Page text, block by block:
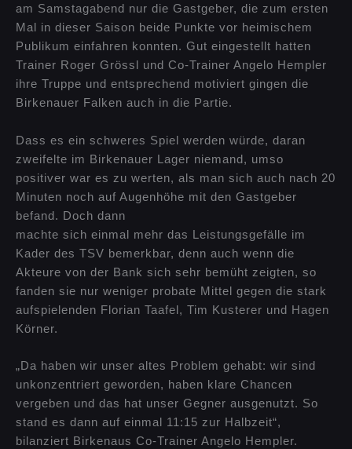
am Samstagabend nur die Gastgeber, die zum ersten
Mal in dieser Saison beide Punkte vor heimischem
Publikum einfahren konnten. Gut eingestellt hatten
Trainer Roger Grössl und Co-Trainer Angelo Hempler
ihre Truppe und entsprechend motiviert gingen die
Birkenauer Falken auch in die Partie.
Dass es ein schweres Spiel werden würde, daran
zweifelte im Birkenauer Lager niemand, umso
positiver war es zu werten, als man sich auch nach 20
Minuten noch auf Augenhöhe mit den Gastgeber
befand. Doch dann
machte sich einmal mehr das Leistungsgefälle im
Kader des TSV bemerkbar, denn auch wenn die
Akteure von der Bank sich sehr bemüht zeigten, so
fanden sie nur weniger probate Mittel gegen die stark
aufspielenden Florian Taafel, Tim Kusterer und Hagen
Körner.
„Da haben wir unser altes Problem gehabt: wir sind
unkonzentriert geworden, haben klare Chancen
vergeben und das hat unser Gegner ausgenutzt. So
stand es dann auf einmal 11:15 zur Halbzeit“,
bilanziert Birkenaus Co-Trainer Angelo Hempler.